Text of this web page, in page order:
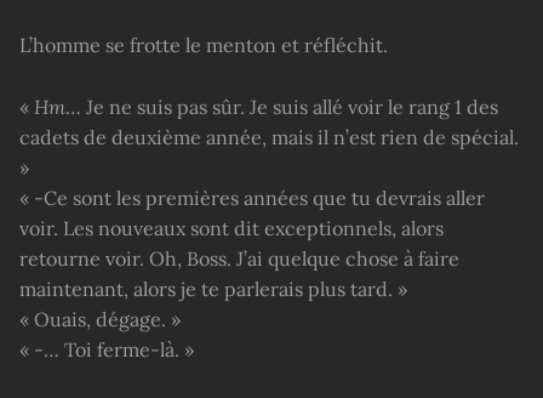
L’homme se frotte le menton et réfléchit.
« Hm… Je ne suis pas sûr. Je suis allé voir le rang 1 des
cadets de deuxième année, mais il n’est rien de spécial.
»
« -Ce sont les premières années que tu devrais aller
voir. Les nouveaux sont dit exceptionnels, alors
retourne voir. Oh, Boss. J’ai quelque chose à faire
maintenant, alors je te parlerais plus tard. »
« Ouais, dégage. »
« -… Toi ferme-là. »